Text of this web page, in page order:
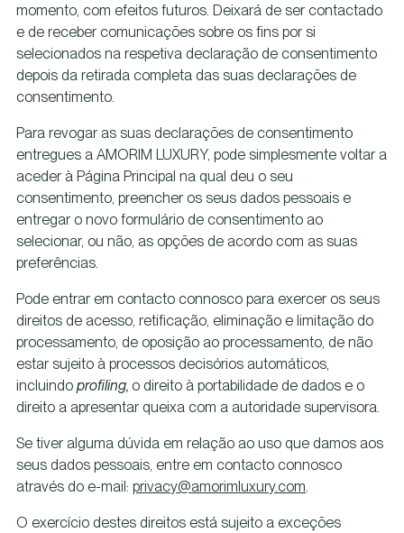
momento, com efeitos futuros. Deixará de ser contactado
e de receber comunicações sobre os fins por si
selecionados na respetiva declaração de consentimento
depois da retirada completa das suas declarações de
consentimento.
Para revogar as suas declarações de consentimento
entregues a AMORIM LUXURY, pode simplesmente voltar a
aceder à Página Principal na qual deu o seu
consentimento, preencher os seus dados pessoais e
entregar o novo formulário de consentimento ao
selecionar, ou não, as opções de acordo com as suas
preferências.
Pode entrar em contacto connosco para exercer os seus
direitos de acesso, retificação, eliminação e limitação do
processamento, de oposição ao processamento, de não
estar sujeito à processos decisórios automáticos,
incluindoprofiling,o direito à portabilidade de dados e o
direito a apresentar queixa com a autoridade supervisora.
Se tiver alguma dúvida em relação ao uso que damos aos
seus dados pessoais, entre em contacto connosco
através do e-mail:privacy@amorimluxury.com.
O exercício destes direitos está sujeito a exceções